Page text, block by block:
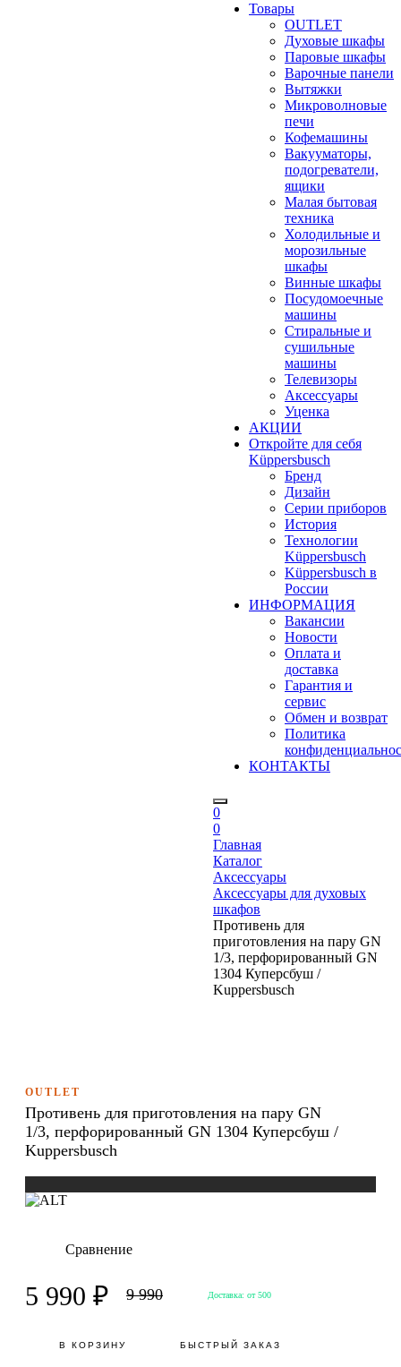
Товары
OUTLET
Духовые шкафы
Паровые шкафы
Варочные панели
Вытяжки
Микроволновые
печи
Кофемашины
Вакууматоры,
подогреватели,
ящики
Малая бытовая
техника
Холодильные и
морозильные
шкафы
Винные шкафы
Посудомоечные
машины
Стиральные и
сушильные
машины
Телевизоры
Аксессуары
Уценка
АКЦИИ
Откройте для себя
Küppersbusch
Бренд
Дизайн
Серии приборов
История
Технологии
Küppersbusch
Küppersbusch в
России
ИНФОРМАЦИЯ
Вакансии
Новости
Оплата и
доставка
Гарантия и
сервис
Обмен и возврат
Политика
КОНТАКТЫ
0
0
Главная
Каталог
Аксессуары
Аксессуары для духовых
шкафов
Противень для
приготовления на пару GN
1/3, перфорированный GN
1304 Куперсбуш /
Kuppersbusch
OUTLET
Противень для приготовления на пару GN
1/3, перфорированный GN 1304 Куперсбуш /
Kuppersbusch
Сравнение
5 990 ₽ 9 990 Доставка: от 500
В КОРЗИНУ БЫСТРЫЙ ЗАКАЗ